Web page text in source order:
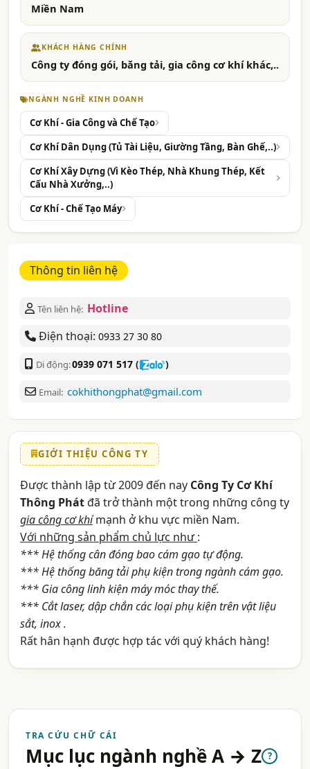
Miền Nam
KHÁCH HÀNG CHÍNH
Công ty đóng gói, băng tải, gia công cơ khí khác,..
NGÀNH NGHỀ KINH DOANH
Cơ Khí - Gia Công và Chế Tạo
Cơ Khí Dân Dụng (Tủ Tài Liệu, Giường Tầng, Bàn Ghế,..)
Cơ Khí Xây Dựng (Vì Kèo Thép, Nhà Khung Thép, Kết
Cấu Nhà Xưởng,..)
Cơ Khí - Chế Tạo Máy
Thông tin liên hệ
Tên liên hệ: Hotline
Điện thoại: 0933 27 30 80
Di động:0939 071 517 ( )
Email: cokhithongphat@gmail.com
GIỚI THIỆU CÔNG TY
Được thành lập từ 2009 đến nay Công Ty Cơ Khí
Thông Phátđã trở thành một trong những công ty
gia công cơ khímạnh ở khu vực miền Nam.
Với những sản phẩm chủ lực như:
*** Hệ thống cân đóng bao cám gạo tự động.
*** Hệ thống băng tải phụ kiện trong ngành cám gạo.
*** Gia công linh kiện máy móc thay thế.
*** Cắt laser, dập chắn các loại phụ kiện trên vật liệu
sắt, inox .
Rất hân hạnh được hợp tác với quý khách hàng!
TRA CỨU CHỮ CÁI
Mục lục ngành nghề A → Z ?